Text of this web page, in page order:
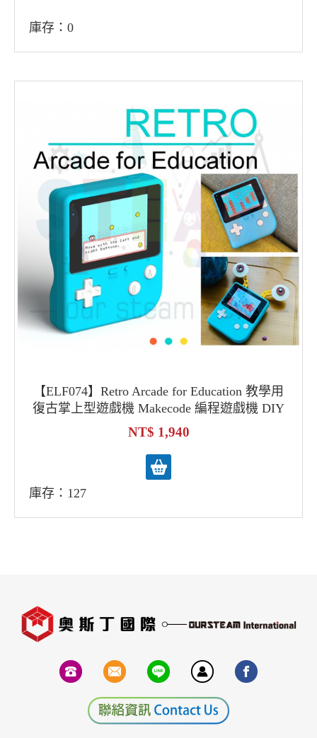
庫存：0
【ELF074】Retro Arcade for Education 教學用
復古掌上型遊戲機 Makecode 編程遊戲機 DIY
一比一掌上型遊戲機 自己的Gameboy遊戲機
SUP遊戲機 馬卡龍遊戲機 紅白機 懷舊遊戲機
1,940
庫存：127